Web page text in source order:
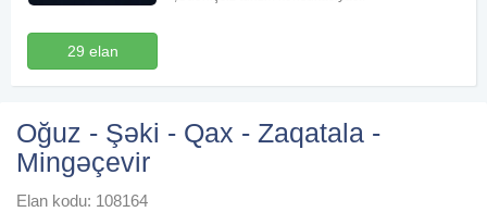
29 elan
Oğuz - Şəki - Qax - Zaqatala -
Mingəçevir
Elan kodu: 108164